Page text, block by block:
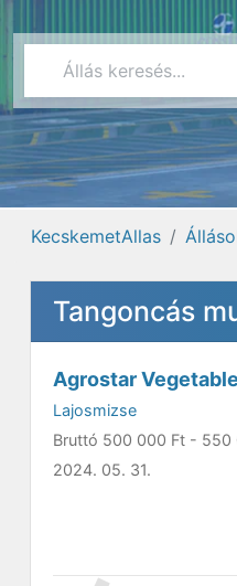
KecskemetAllas
Tangoncás
Agrostar
Lajosmizse
Bruttó 500 000 Ft - 550
2024. 05. 31.